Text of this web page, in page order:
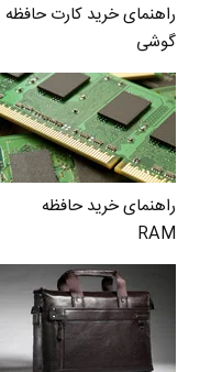
راهنمای خرید کارت حافظه
گوشی
راهنمای خرید حافظه
RAM